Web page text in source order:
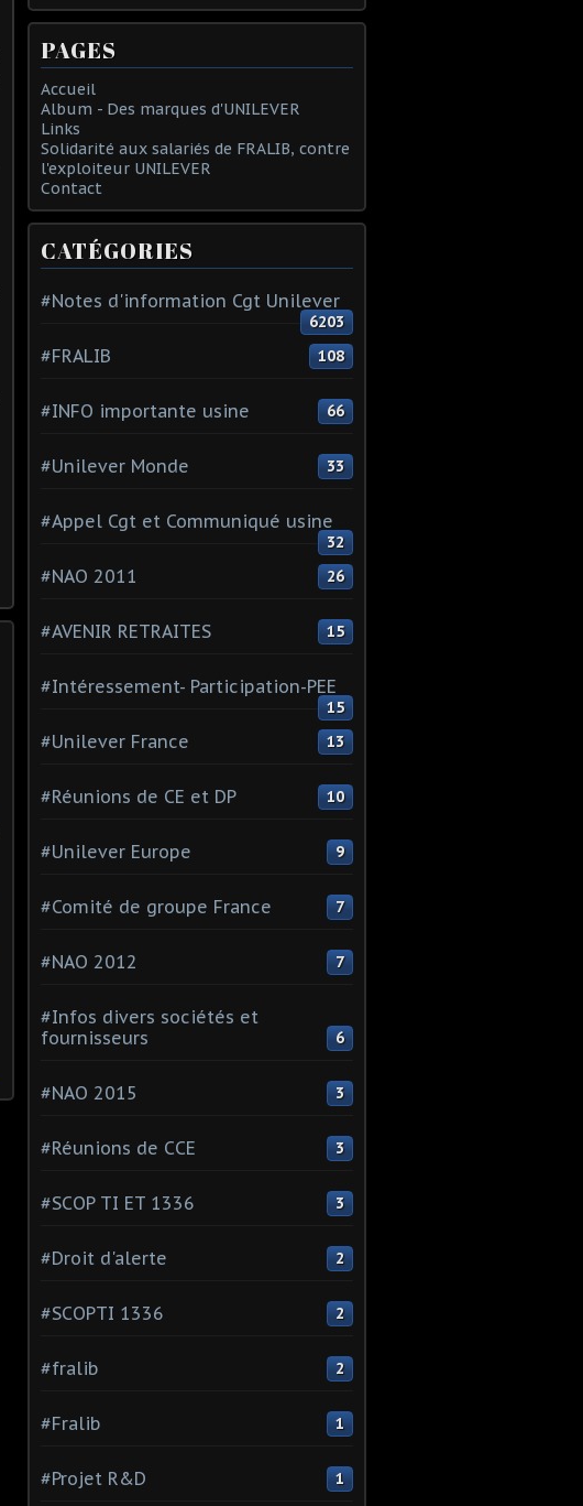
PAGES
Accueil
Album - Des marques d'UNILEVER
Links
Solidarité aux salariés de FRALIB, contre
l'exploiteur UNILEVER
Contact
CATÉGORIES
#Notes d'information Cgt Unilever
6203
#FRALIB 108
#INFO importante usine 66
#Unilever Monde 33
#Appel Cgt et Communiqué usine
32
#NAO 2011 26
#AVENIR RETRAITES 15
#Intéressement- Participation-PEE
15
#Unilever France 13
#Réunions de CE et DP 10
#Unilever Europe 9
#Comité de groupe France 7
#NAO 2012 7
#Infos divers sociétés et
fournisseurs
6
#NAO 2015 3
#Réunions de CCE 3
#SCOP TI ET 1336 3
#Droit d'alerte 2
#SCOPTI 1336 2
#fralib 2
#Fralib 1
#Projet R&D 1